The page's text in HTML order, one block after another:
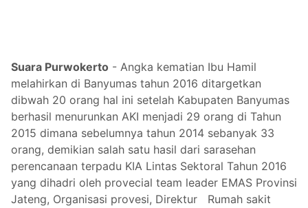
Suara Purwokerto - Angka kematian Ibu Hamil
melahirkan di Banyumas tahun 2016 ditargetkan
dibwah 20 orang hal ini setelah Kabupaten Banyumas
berhasil menurunkan AKI menjadi 29 orang di Tahun
2015 dimana sebelumnya tahun 2014 sebanyak 33
orang, demikian salah satu hasil dari sarasehan
perencanaan terpadu KIA Lintas Sektoral Tahun 2016
yang dihadri oleh provecial team leader EMAS Provinsi
Jateng, Organisasi provesi, Direktur
Rumah sakit